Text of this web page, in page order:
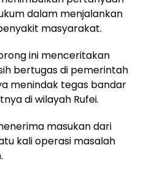
dalam menjalankan
masyarakat.
ini menceritakan
bertugas di pemerintah
menindak tegas bandar
di wilayah Rufei.
masukan dari
kali operasi masalah